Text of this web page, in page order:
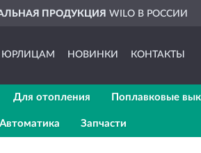
ПРОДУКЦИЯWILO В РОССИИ
ЮРЛИЦАМ НОВИНКИ КОНТАКТЫ
Для отопления Поплавковые
Автоматика Запчасти